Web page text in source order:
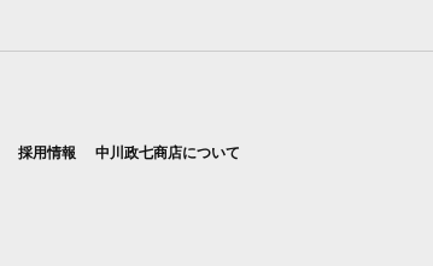
採用情報 中川政七商店について